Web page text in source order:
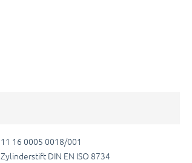
11 16 0005 0018/001
Zylinderstift DIN EN ISO 8734